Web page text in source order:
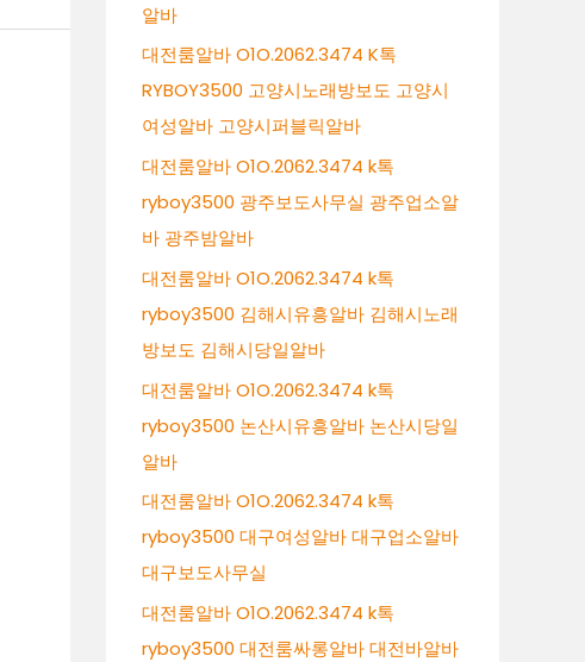
알바
대전룸알바 O1O.2062.3474 K톡
RYBOY3500 고양시노래방보도 고양시
여성알바 고양시퍼블릭알바
대전룸알바 O1O.2062.3474 k톡
ryboy3500 광주보도사무실 광주업소알
바 광주밤알바
대전룸알바 O1O.2062.3474 k톡
ryboy3500 김해시유흥알바 김해시노래
방보도 김해시당일알바
대전룸알바 O1O.2062.3474 k톡
ryboy3500 논산시유흥알바 논산시당일
알바
대전룸알바 O1O.2062.3474 k톡
ryboy3500 대구여성알바 대구업소알바
대구보도사무실
대전룸알바 O1O.2062.3474 k톡
ryboy3500 대전룸싸롱알바 대전바알바